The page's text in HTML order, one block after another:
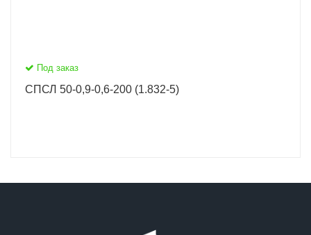
Под заказ
СПСЛ 50-0,9-0,6-200 (1.832-5)